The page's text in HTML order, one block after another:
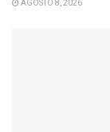
AGOSTO 8, 2026